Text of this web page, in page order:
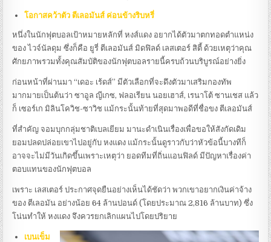
โอกาสคว้าตัว ตีเลอมันส์ ค่อนข้างริบหรี่
หนึ่งในนักฟุตบอลเป้าหมายหลักที่ หงส์แดง อยากได้ตัวมาตกทอดตำแหน่ง
ของ ไวจ์นัลดุม ซึ่งก็คือ ยูรี่ ตีเลอมันส์ มิดฟิลด์ เลสเตอร์ สิตี้ ด้วยเหตุว่าคุณ
ศักยภาพรวมทั้งคุณสัมบัติของนักฟุตบอลรายนี้ครบถ้วนบริบูรณ์อย่างยิ่ง
ก่อนหน้าที่ผ่านมา “เดอะ เร้ดส์” มีตัวเลือกที่จะดึงตัวมาเสริมกองทัพ
มากมายเป็นต้นว่า ซาอูล ญีเกซ, ฟลอเรียน นอยเฮาส์, เรนาโต้ ซานเชส แล้ว
ก็ เซอร์เก มิลินโควิช-ซา​วิช แม้กระนั้นท้ายที่สุดมาพอดีที่ชื่อขง ตีเลอมันส์
ที่สำคัญ จอมบุกกลุ่มชาติเบลเยียม มานะดำเนินเรื่องเพื่อขอให้สังกัดเดิม
ยอมปลดปล่อยเขาไปอยู่กับ หงแดง แม้กระนั้นดูราวกับว่าหัวข้อนี้บางทีก็
อาจจะไม่มีวันเกิดขึ้นเพราะเหตุว่า ยอดทีมที่ถิ่นแอนฟิลด์ มีปัญหาเรื่องค่า
ตอบแทนของนักฟุตบอล
เพราะ เลสเตอร์ ประกาศจุดยืนอย่างเห็นได้ชัดว่า พวกเขาอยากเงินค่าจ้าง
ของ ตีเลอมัน อย่างน้อย 64 ล้านปอนด์ (โดยประมาณ 2,816 ล้านบาท) ซึ่ง
โน่นทำให้ หงแดง จึงควรยกเลิกแผนไปโดยปริยาย
เบนเข็ม